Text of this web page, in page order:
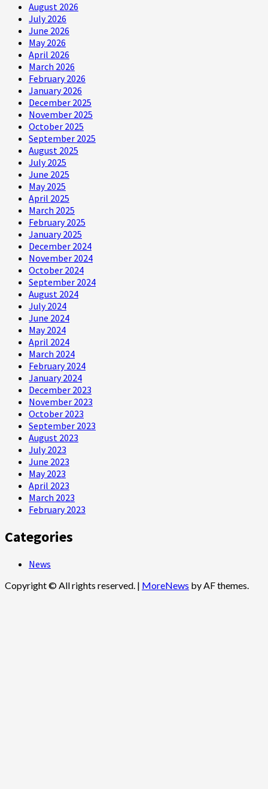
August 2026
July 2026
June 2026
May 2026
April 2026
March 2026
February 2026
January 2026
December 2025
November 2025
October 2025
September 2025
August 2025
July 2025
June 2025
May 2025
April 2025
March 2025
February 2025
January 2025
December 2024
November 2024
October 2024
September 2024
August 2024
July 2024
June 2024
May 2024
April 2024
March 2024
February 2024
January 2024
December 2023
November 2023
October 2023
September 2023
August 2023
July 2023
June 2023
May 2023
April 2023
March 2023
February 2023
Categories
News
Copyright © All rights reserved. | MoreNews by AF themes.